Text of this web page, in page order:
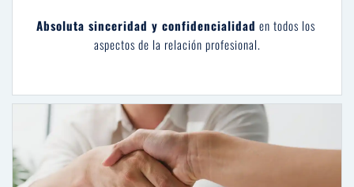
Absoluta sinceridad y confidencialidad en todos los
aspectos de la relación profesional.